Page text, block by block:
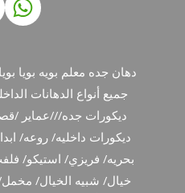
دهان جده معلم بويه بويا
جميع أنواع الدهانات
ديكورات جده///عماير /
ديكورات داخليه/ روعه/
بحريه/ فريزي/ استيكو/
خيال/ شبيه الخيال/